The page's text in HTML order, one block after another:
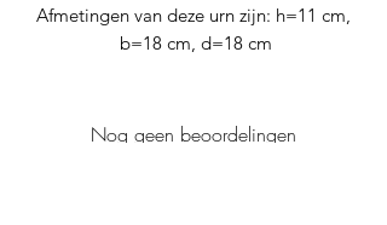
Afmetingen van deze urn zijn: h=11 cm,
b=18 cm, d=18 cm
Nog geen beoordelingen